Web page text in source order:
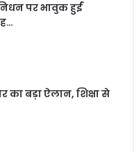
पर भावुक हुईं
बड़ा ऐलान, शिक्षा से